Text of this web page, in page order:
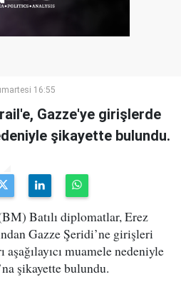
16:55
Gazze'ye girişlerde
şikayette bulundu.
Batılı diplomatlar, Erez
Gazze Şeridi’ne girişleri
aşağılayıcı muamele nedeniyle
şikayette bulundu.